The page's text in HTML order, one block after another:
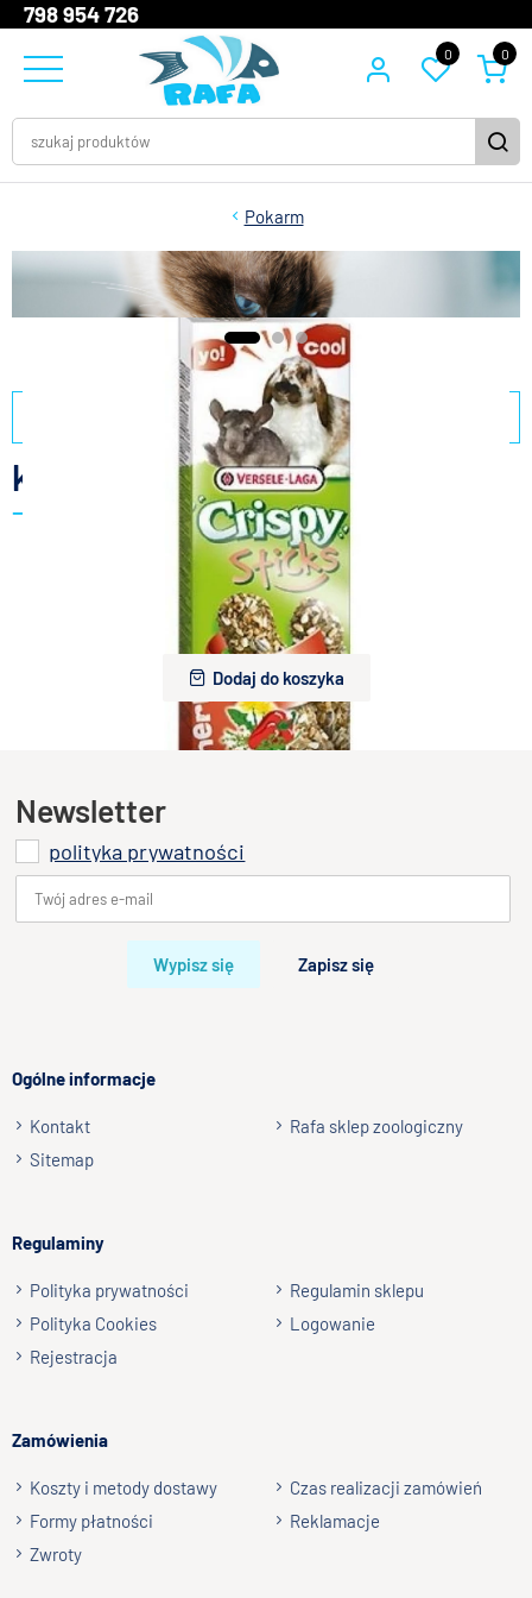
798 954 726
0 0
Pokarm
filtry
kolby
Versele Laga Kolba z ziołami dla szynszyli i królików Crispy
Sticks 2 sztuki
15,00 zł
Dodaj do koszyka
Newsletter
polityka prywatności
Wypisz się Zapisz się
Ogólne informacje
Kontakt
Rafa sklep zoologiczny
Sitemap
Regulaminy
Polityka prywatności
Regulamin sklepu
Polityka Cookies
Logowanie
Rejestracja
Zamówienia
Koszty i metody dostawy
Czas realizacji zamówień
Formy płatności
Reklamacje
Zwroty